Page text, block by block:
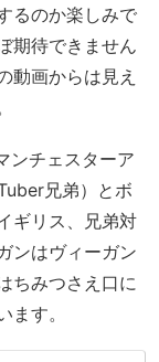
るのか楽しみで
期待できません
動画からは見え
ンチェスターア
兄弟）とボ
ギリス、兄弟対
ンはヴィーガン
ちみつさえ口に
す。